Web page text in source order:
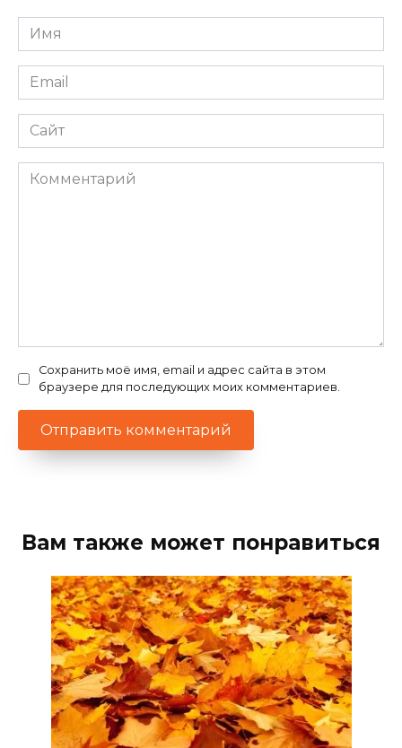
Имя
*
Email
*
Сайт
Комментарий
Сохранить моё имя, email и адрес сайта в этом
браузере для последующих моих комментариев.
Вам также может понравиться